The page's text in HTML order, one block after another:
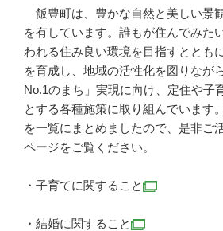
飯豊町は、豊かな自然と美しい景
を有しています。誰もが住んでみた
われる住み良い環境を目指すととも
を育成し、地域の活性化を図りなが
No.1のまち」実現に向け、定住や子
とする各種施策に取り組んでいます
を一覧にまとめましたので、是非ご
ページをご覧ください。
・子育てに関すること
・結婚に関すること